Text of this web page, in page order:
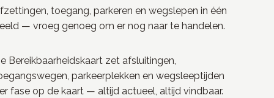
toegang, parkeren en wegslepen in één
— vroeg genoeg om er nog naar te handelen.
Bereikbaarheidskaart zet afsluitingen,
parkeerplekken en wegsleeptijden
fase op de kaart — altijd actueel, altijd vindbaar.